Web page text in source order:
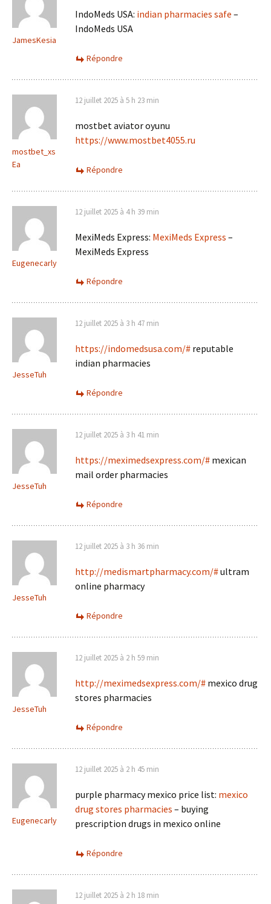
JamesKesia
IndoMeds USA: indian pharmacies safe –
IndoMeds USA
Répondre
mostbet_xs
Ea
12 juillet 2025 à 5 h 23 min
mostbet aviator oyunu
https://www.mostbet4055.ru
Répondre
Eugenecarly
12 juillet 2025 à 4 h 39 min
MexiMeds Express: MexiMeds Express –
MexiMeds Express
Répondre
JesseTuh
12 juillet 2025 à 3 h 47 min
https://indomedsusa.com/# reputable
indian pharmacies
Répondre
JesseTuh
12 juillet 2025 à 3 h 41 min
https://meximedsexpress.com/# mexican
mail order pharmacies
Répondre
JesseTuh
12 juillet 2025 à 3 h 36 min
http://medismartpharmacy.com/#ultram
online pharmacy
Répondre
JesseTuh
12 juillet 2025 à 2 h 59 min
http://meximedsexpress.com/# mexico drug
stores pharmacies
Répondre
Eugenecarly
12 juillet 2025 à 2 h 45 min
purple pharmacy mexico price list: mexico
drug stores pharmacies – buying
prescription drugs in mexico online
Répondre
12 juillet 2025 à 2 h 18 min